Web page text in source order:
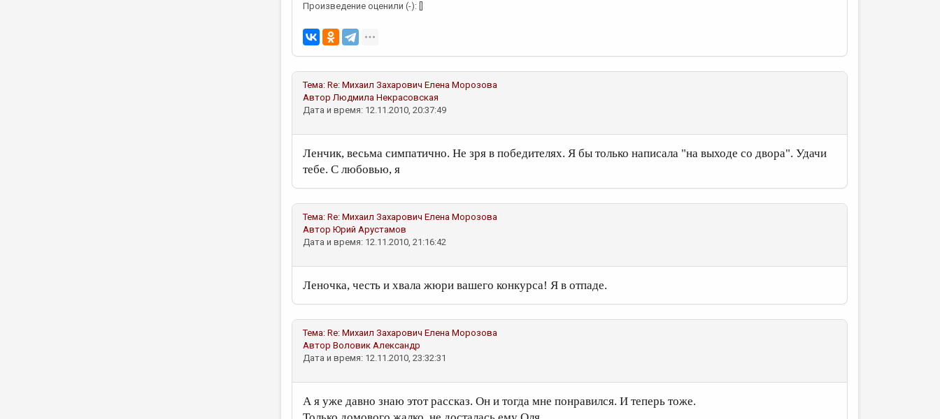
Произведение оценили (-): []
Тема: Re: Михаил Захарович Елена Морозова
АвторЛюдмила Некрасовская
Дата и время: 12.11.2010, 20:37:49
Ленчик, весьма симпатично. Не зря в победителях. Я бы только написала "на выходе со двора". Удачи
тебе. С любовью, я
Тема: Re: Михаил Захарович Елена Морозова
Автор Юрий Арустамов
Дата и время: 12.11.2010, 21:16:42
Леночка, честь и хвала жюри вашего конкурса! Я в отпаде.
Тема: Re: Михаил Захарович Елена Морозова
Автор Воловик Александр
Дата и время: 12.11.2010, 23:32:31
А я уже давно знаю этот рассказ. Он и тогда мне понравился. И теперь тоже.